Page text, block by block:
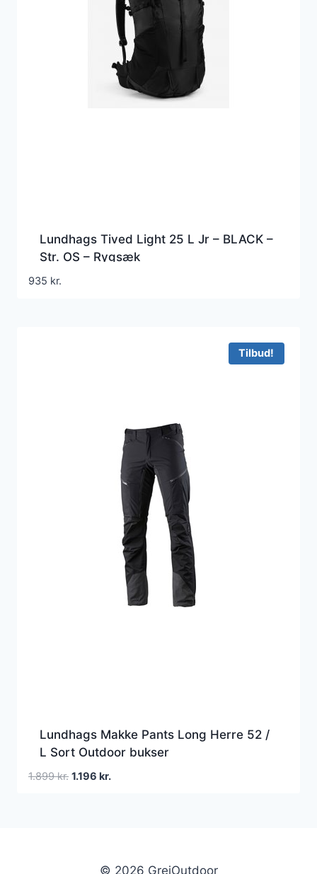
Lundhags Tived Light 25 L Jr – BLACK –
Str. OS – Rygsæk
935 kr.
Tilbud!
Lundhags Makke Pants Long Herre 52 /
L Sort Outdoor bukser
1.899kr. Den
1.196 kr.Den
© 2026 GrejOutdoor